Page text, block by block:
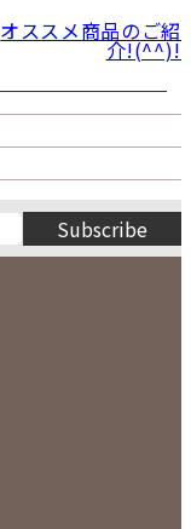
オススメ商品のご紹
介!(^^)!
金 土
日
1
2
Subscribe